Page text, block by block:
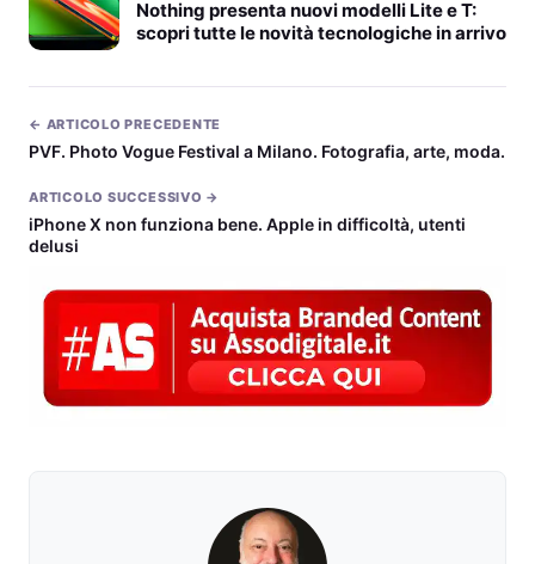
Nothing presenta nuovi modelli Lite e T:
scopri tutte le novità tecnologiche in arrivo
← ARTICOLO PRECEDENTE
PVF. Photo Vogue Festival a Milano. Fotografia, arte, moda.
ARTICOLO SUCCESSIVO →
iPhone X non funziona bene. Apple in difficoltà, utenti
delusi